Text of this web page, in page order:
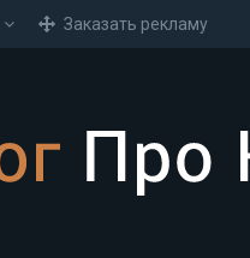
Заказать рекламу